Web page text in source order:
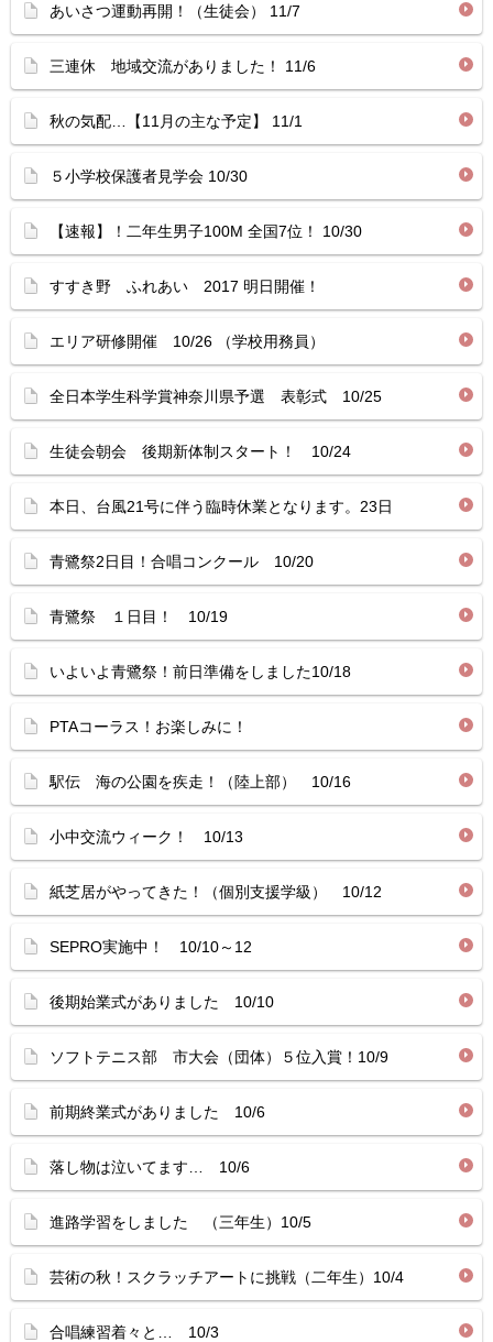
あいさつ運動再開！（生徒会） 11/7
三連休 地域交流がありました！ 11/6
秋の気配…【11月の主な予定】 11/1
５小学校保護者見学会 10/30
【速報】！二年生男子100M 全国7位！ 10/30
すすき野 ふれあい 2017 明日開催！
エリア研修開催 10/26 （学校用務員）
全日本学生科学賞神奈川県予選 表彰式 10/25
生徒会朝会 後期新体制スタート！ 10/24
本日、台風21号に伴う臨時休業となります。23日
青鷺祭2日目！合唱コンクール 10/20
青鷺祭 １日目！ 10/19
いよいよ青鷺祭！前日準備をしました10/18
PTAコーラス！お楽しみに！
駅伝 海の公園を疾走！（陸上部） 10/16
小中交流ウィーク！ 10/13
紙芝居がやってきた！（個別支援学級） 10/12
SEPRO実施中！ 10/10～12
後期始業式がありました 10/10
ソフトテニス部 市大会（団体）５位入賞！10/9
前期終業式がありました 10/6
落し物は泣いてます… 10/6
進路学習をしました （三年生）10/5
芸術の秋！スクラッチアートに挑戦（二年生）10/4
合唱練習着々と… 10/3